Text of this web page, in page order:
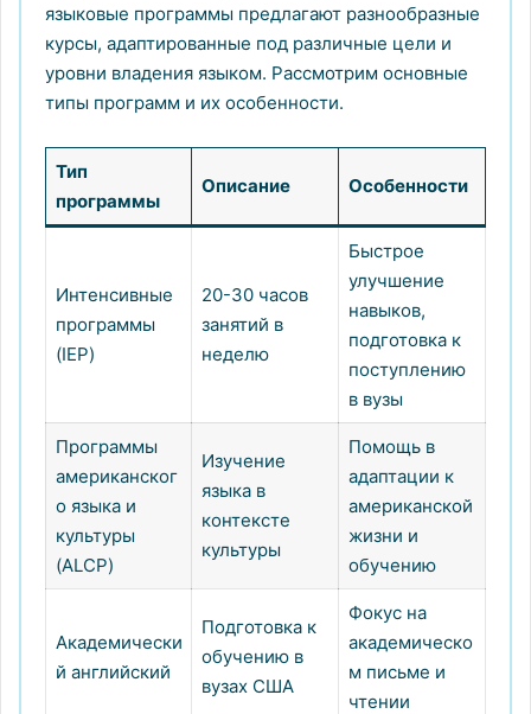
языковые программы предлагают разнообразные
курсы, адаптированные под различные цели и
уровни владения языком. Рассмотрим основные
типы программ и их особенности.
Тип
программы
Описание Особенности
Интенсивные
программы
(IEP)
20-30 часов
занятий в
неделю
Быстрое
улучшение
навыков,
подготовка к
поступлению
в вузы
Программы
американског
о языка и
культуры
(ALCP)
Изучение
языка в
контексте
культуры
Помощь в
адаптации к
американской
жизни и
обучению
Академически
й английский
Подготовка к
обучению в
вузах США
Фокус на
академическо
м письме и
чтении